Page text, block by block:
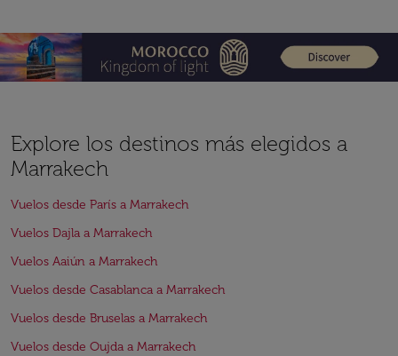
Explore los destinos más elegidos a
Marrakech
Vuelos desde París a Marrakech
Vuelos Dajla a Marrakech
Vuelos Aaiún a Marrakech
Vuelos desde Casablanca a Marrakech
Vuelos desde Bruselas a Marrakech
Vuelos desde Oujda a Marrakech